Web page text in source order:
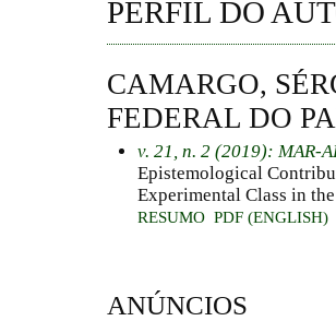
PERFIL DO
CAMARGO,
FEDERAL DO
v. 21, n. 2 (2019): MAR-
Epistemological
Experimental Class in
RESUMO PDF (ENGLISH)
ANÚNCIOS